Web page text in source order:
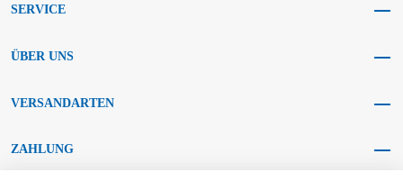
SERVICE
ÜBER UNS
VERSANDARTEN
ZAHLUNG